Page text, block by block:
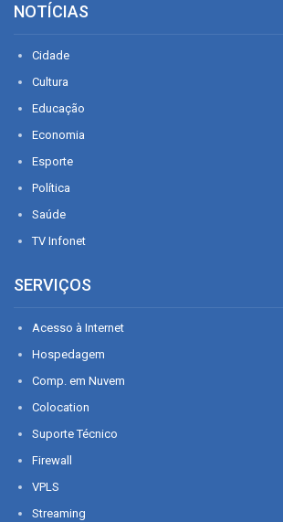
NOTÍCIAS
Cidade
Cultura
Educação
Economia
Esporte
Política
Saúde
TV Infonet
SERVIÇOS
Acesso à Internet
Hospedagem
Comp. em Nuvem
Colocation
Suporte Técnico
Firewall
VPLS
Streaming